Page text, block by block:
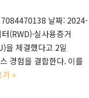
날짜: 2024-
(RWD)·실사용증거
을 체결했다고 2일
경험을 결합한다. 이를
기 »